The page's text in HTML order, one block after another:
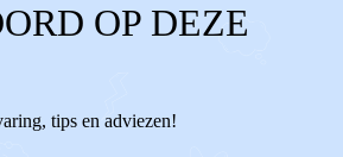
OP DEZE
tips en adviezen!